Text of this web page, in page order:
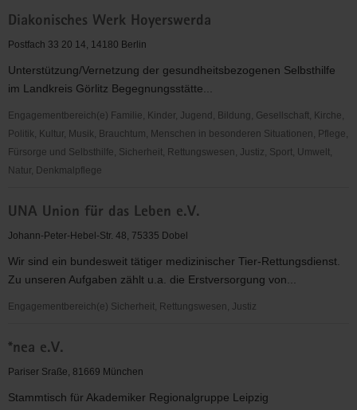
Interkulturelle
Begegnungen
Diakonisches Werk Hoyerswerda
Postfach 33 20 14, 14180 Berlin
Unterstützung/Vernetzung der gesundheitsbezogenen Selbsthilfe
im Landkreis Görlitz Begegnungsstätte...
Engagementbereich(e) Familie, Kinder, Jugend, Bildung, Gesellschaft, Kirche,
Politik, Kultur, Musik, Brauchtum, Menschen in besonderen Situationen, Pflege,
Fürsorge und Selbsthilfe, Sicherheit, Rettungswesen, Justiz, Sport, Umwelt,
Natur, Denkmalpflege
Werk
Hoyerswerda
UNA Union für das Leben e.V.
Johann-Peter-Hebel-Str. 48, 75335 Dobel
Wir sind ein bundesweit tätiger medizinischer Tier-Rettungsdienst.
Zu unseren Aufgaben zählt u.a. die Erstversorgung von...
Engagementbereich(e) Sicherheit, Rettungswesen, Justiz
Union
für
Leben
*nea e.V.
Pariser Sraße, 81669 München
Stammtisch für Akademiker Regionalgruppe Leipzig